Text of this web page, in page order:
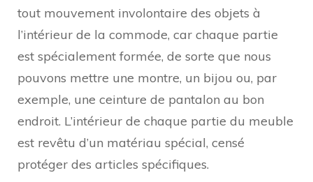
tout mouvement involontaire des objets à
l’intérieur de la commode, car chaque partie
est spécialement formée, de sorte que nous
pouvons mettre une montre, un bijou ou, par
exemple, une ceinture de pantalon au bon
endroit. L’intérieur de chaque partie du meuble
est revêtu d’un matériau spécial, censé
protéger des articles spécifiques.